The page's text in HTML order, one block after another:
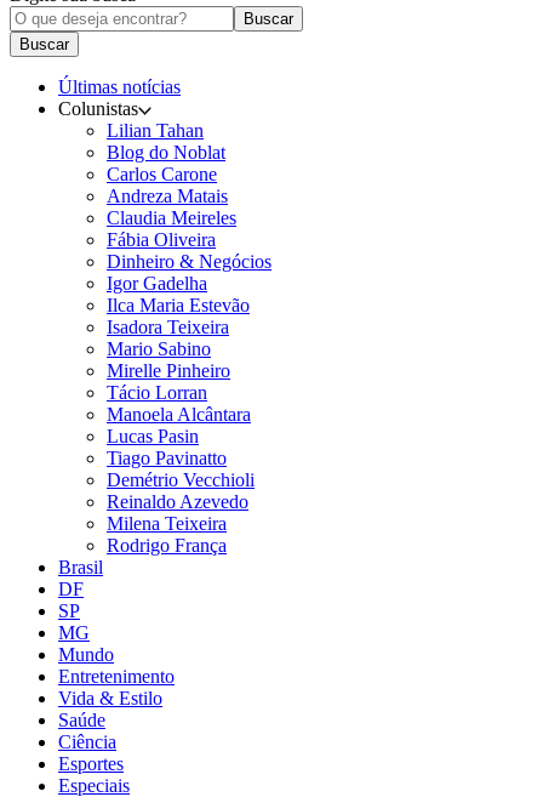
Buscar
Buscar
Últimas notícias
Colunistas
Lilian Tahan
Blog do Noblat
Carlos Carone
Andreza Matais
Claudia Meireles
Fábia Oliveira
Dinheiro & Negócios
Igor Gadelha
Ilca Maria Estevão
Isadora Teixeira
Mario Sabino
Mirelle Pinheiro
Tácio Lorran
Manoela Alcântara
Lucas Pasin
Tiago Pavinatto
Demétrio Vecchioli
Reinaldo Azevedo
Milena Teixeira
Rodrigo França
Brasil
DF
SP
MG
Mundo
Entretenimento
Vida & Estilo
Saúde
Ciência
Esportes
Especiais